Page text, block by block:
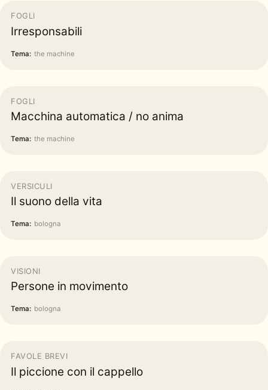
FOGLI
Irresponsabili
Tema: the machine
FOGLI
Macchina automatica / no anima
Tema: the machine
VERSICULI
Il suono della vita
Tema: bologna
VISIONI
Persone in movimento
Tema: bologna
FAVOLE BREVI
Il piccione con il cappello